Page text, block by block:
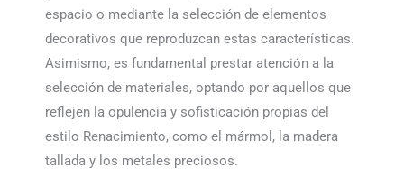
espacio o mediante la selección de elementos
decorativos que reproduzcan estas características.
Asimismo, es fundamental prestar atención a la
selección de materiales, optando por aquellos que
reflejen la opulencia y sofisticación propias del
estilo Renacimiento, como el mármol, la madera
tallada y los metales preciosos.